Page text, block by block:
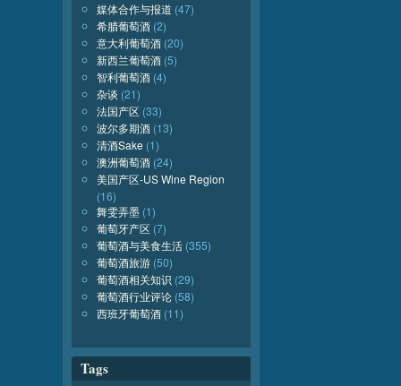
媒体合作与报道 (47)
希腊葡萄酒 (2)
意大利葡萄酒 (20)
新西兰葡萄酒 (5)
智利葡萄酒 (4)
杂谈 (21)
法国产区 (33)
波尔多期酒 (13)
清酒Sake (1)
澳洲葡萄酒 (24)
美国产区-US Wine Region
(16)
舞雯弄墨 (1)
葡萄牙产区 (7)
葡萄酒与美食生活 (355)
葡萄酒旅游 (50)
葡萄酒相关知识 (29)
葡萄酒行业评论 (58)
西班牙葡萄酒 (11)
Tags